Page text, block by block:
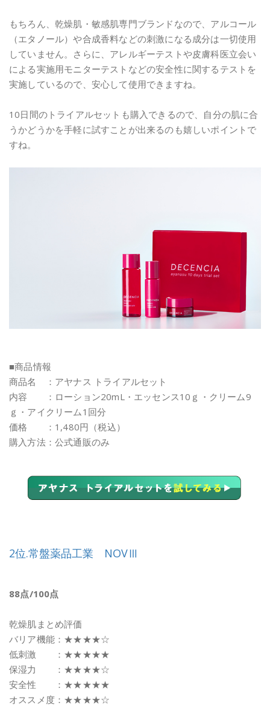
もちろん、乾燥肌・敏感肌専門ブランドなので、アルコール
（エタノール）や合成香料などの刺激になる成分は一切使用
していません。さらに、アレルギーテストや皮膚科医立会い
による実施用モニターテストなどの安全性に関するテストを
実施しているので、安心して使用できますね。
10日間のトライアルセットも購入できるので、自分の肌に合
うかどうかを手軽に試すことが出来るのも嬉しいポイントで
すね。
■商品情報
商品名 ：アヤナス トライアルセット
内容 ：ローション20mL・エッセンス10ｇ・クリーム9
ｇ・アイクリーム1回分
価格 ：1,480円（税込）
購入方法：公式通販のみ
2位.常盤薬品工業 NOVⅢ
88点/100点
乾燥肌まとめ評価
バリア機能：★★★★☆
低刺激 ：★★★★★
保湿力 ：★★★★☆
安全性 ：★★★★★
オススメ度：★★★★☆